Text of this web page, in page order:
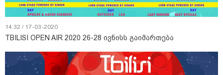
14:32 / 17-03-2020
TBILISI OPEN AIR 2020 26-28 ივნისს გაიმართება